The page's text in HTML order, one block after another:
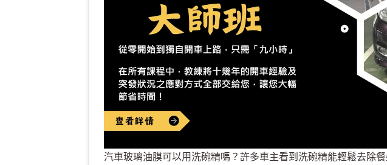
汽車玻璃油膜可以用洗碗精嗎？許多車主看到洗碗精能輕鬆去除